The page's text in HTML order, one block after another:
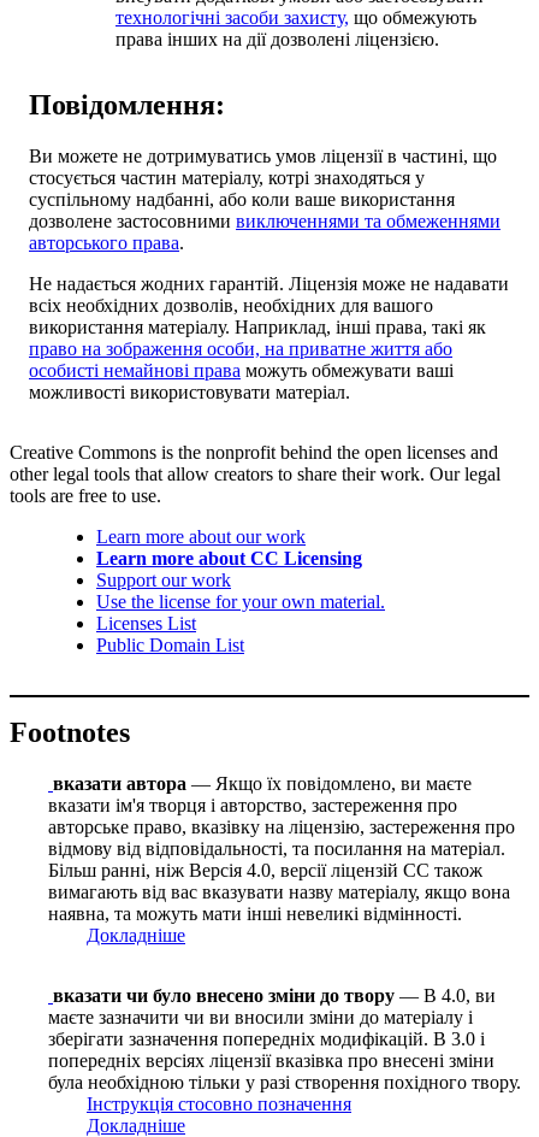
технологічні засоби захисту, що обмежують
права інших на дії дозволені ліцензією.
Повідомлення:
Ви можете не дотримуватись умов ліцензії в частині, що
стосується частин матеріалу, котрі знаходяться у
суспільному надбанні, або коли ваше використання
дозволене застосовними виключеннями та обмеженнями
авторського права.
Не надається жодних гарантій. Ліцензія може не надавати
всіх необхідних дозволів, необхідних для вашого
використання матеріалу. Наприклад, інші права, такі як
право на зображення особи, на приватне життя або
особисті немайнові права можуть обмежувати ваші
можливості використовувати матеріал.
Creative Commons is the nonprofit behind the open licenses and
other legal tools that allow creators to share their work. Our legal
tools are free to use.
Learn more about our work
Learn more about CC Licensing
Support our work
Use the license for your own material.
Licenses List
Public Domain List
Footnotes
вказати автора — Якщо їх повідомлено, ви маєте
вказати ім'я творця і авторство, застереження про
авторське право, вказівку на ліцензію, застереження про
відмову від відповідальності, та посилання на матеріал.
Більш ранні, ніж Версія 4.0, версії ліцензій CC також
вимагають від вас вказувати назву матеріалу, якщо вона
наявна, та можуть мати інші невеликі відмінності.
Докладніше
вказати чи було внесено зміни до твору — В 4.0, ви
маєте зазначити чи ви вносили зміни до матеріалу і
зберігати зазначення попередніх модифікацій. В 3.0 і
попередніх версіях ліцензії вказівка про внесені зміни
була необхідною тільки у разі створення похідного твору.
Інструкція стосовно позначення
Докладніше